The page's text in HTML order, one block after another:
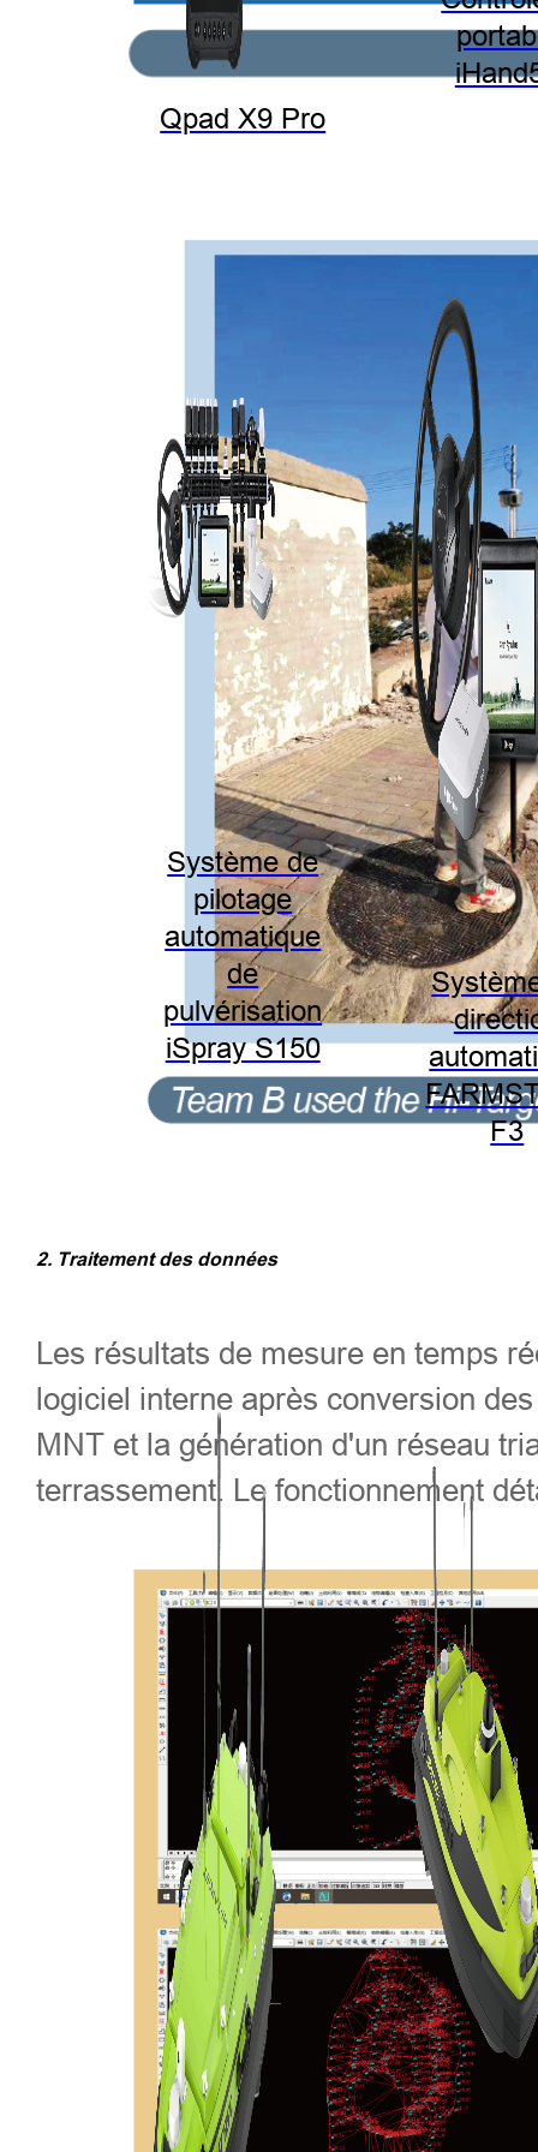
Qpad X9 Pro
Système de
pilotage
automatique
de
pulvérisation
iSpray S150
F3
2. Traitement des données
Les résultats de mesure en temps
logiciel interne après conversion
MNT et la génération d'un réseau
terrassement. Le fonctionnement